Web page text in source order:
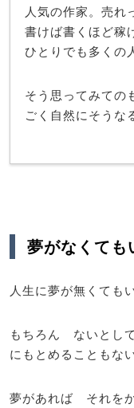
人気の作家。売れ
書けば書くほど稼
ひとりでも多くの
そう思ってみての
ごく自然にそうな
夢がなくても
人生に夢が無くても
もちろん ないとし
にもとめることもな
夢があれば それを